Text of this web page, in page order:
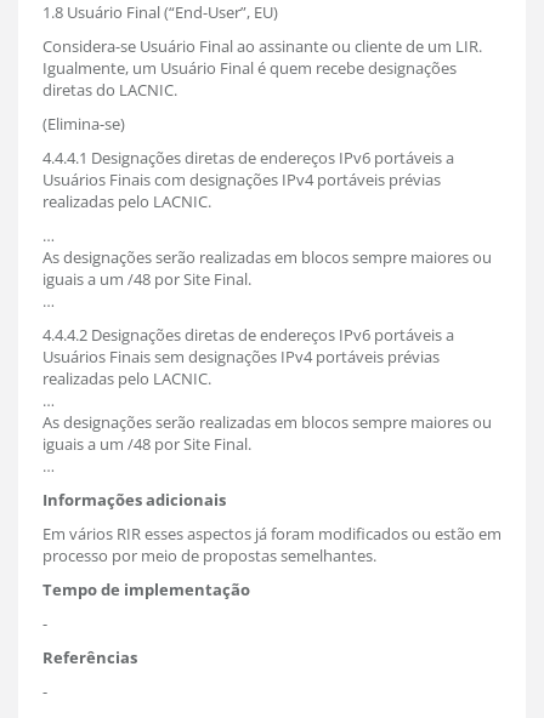
1.8 Usuário Final (“End-User”, EU)
Considera-se Usuário Final ao assinante ou cliente de um LIR.
Igualmente, um Usuário Final é quem recebe designações
diretas do LACNIC.
(Elimina-se)
4.4.4.1 Designações diretas de endereços IPv6 portáveis a
Usuários Finais com designações IPv4 portáveis prévias
realizadas pelo LACNIC.
…
As designações serão realizadas em blocos sempre maiores ou
iguais a um /48 por Site Final.
…
4.4.4.2 Designações diretas de endereços IPv6 portáveis a
Usuários Finais sem designações IPv4 portáveis prévias
realizadas pelo LACNIC.
…
As designações serão realizadas em blocos sempre maiores ou
iguais a um /48 por Site Final.
…
Informações adicionais
Em vários RIR esses aspectos já foram modificados ou estão em
processo por meio de propostas semelhantes.
Tempo de implementação
-
Referências
-